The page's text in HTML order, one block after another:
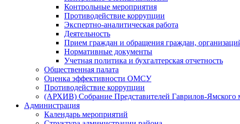
Контрольные мероприятия
Противодействие коррупции
Экспертно-аналитическая работа
Деятельность
Прием граждан и обращения граждан,
Нормативные документы
Учетная политика и бухгалтерская отчетность
Общественная палата
Оценка эффективности ОМСУ
Противодействие коррупции
(АРХИВ) Собрание Представителей Гаврилов-Ямского
Администрация
Календарь мероприятий